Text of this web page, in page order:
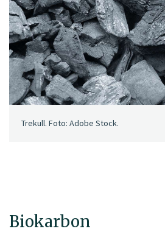
Biokarbon
Trekull. Foto: Adobe Stock.